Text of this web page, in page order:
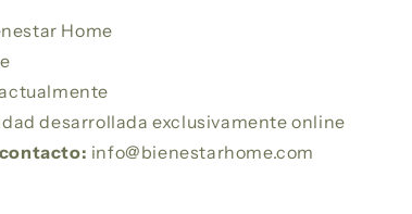
Home
desarrollada exclusivamente online
info@bienestarhome.com